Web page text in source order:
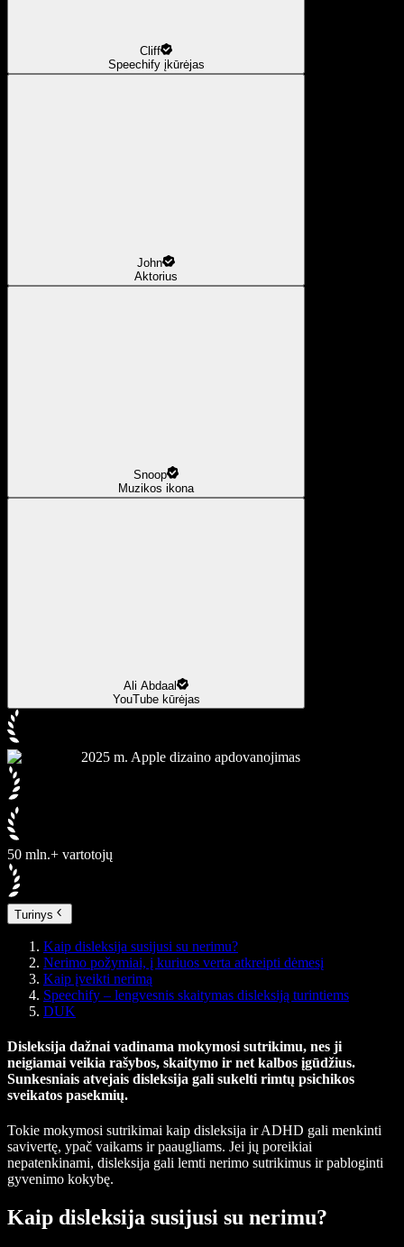
Cliff
Speechify įkūrėjas
John
Aktorius
Snoop
Muzikos ikona
Ali Abdaal
YouTube kūrėjas
2025 m. Apple dizaino apdovanojimas
50 mln.+ vartotojų
Turinys
Kaip disleksija susijusi su nerimu?
Nerimo požymiai, į kuriuos verta atkreipti dėmesį
Kaip įveikti nerimą
Speechify – lengvesnis skaitymas disleksiją turintiems
DUK
Disleksija dažnai vadinama mokymosi sutrikimu, nes ji
neigiamai veikia rašybos, skaitymo ir net kalbos įgūdžius.
Sunkesniais atvejais disleksija gali sukelti rimtų psichikos
sveikatos pasekmių.
Tokie mokymosi sutrikimai kaip disleksija ir ADHD gali menkinti
savivertę, ypač vaikams ir paaugliams. Jei jų poreikiai
nepatenkinami, disleksija gali lemti nerimo sutrikimus ir pabloginti
gyvenimo kokybę.
Kaip disleksija susijusi su nerimu?